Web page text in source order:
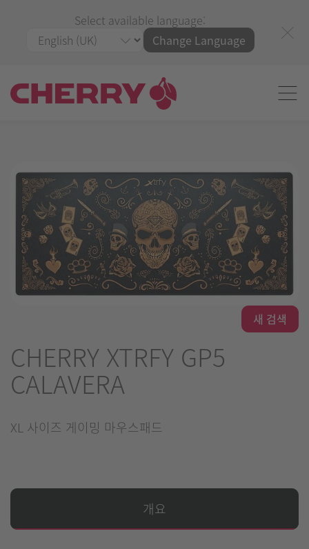
Select available language:
Change Language
새 검색
CHERRY XTRFY GP5
CALAVERA
XL 사이즈 게이밍 마우스패드
개요